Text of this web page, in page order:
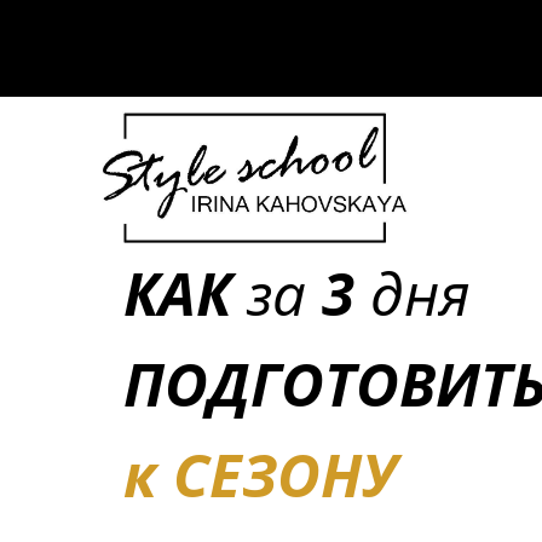
КАКза 3 дня
к СЕЗОНУ